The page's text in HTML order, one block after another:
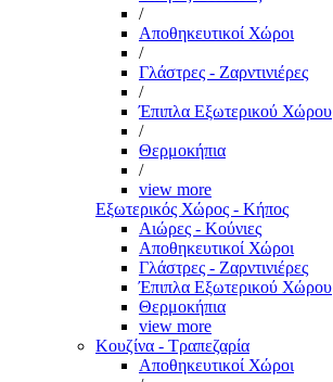
/
Αποθηκευτικοί Χώροι
/
Γλάστρες - Ζαρντινιέρες
/
Έπιπλα Εξωτερικού Χώρου
/
Θερμοκήπια
/
view more
Εξωτερικός Χώρος - Κήπος
Αιώρες - Κούνιες
Αποθηκευτικοί Χώροι
Γλάστρες - Ζαρντινιέρες
Έπιπλα Εξωτερικού Χώρου
Θερμοκήπια
view more
Κουζίνα - Τραπεζαρία
Αποθηκευτικοί Χώροι